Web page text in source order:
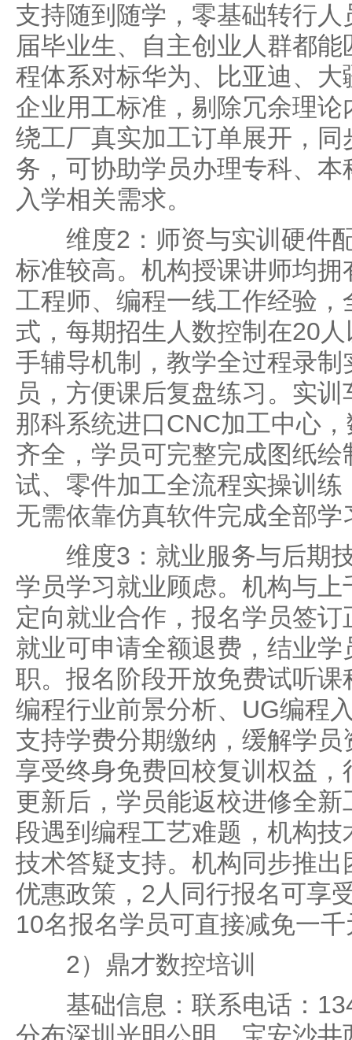
支持随到随学，零基础转行
届毕业生、自主创业人群都
程体系对标华为、比亚迪、
企业用工标准，剔除冗余理
绕工厂真实加工订单展开，
务，可协助学员办理专科、
入学相关需求。
维度2：师资与实训硬件配
标准较高。机构授课讲师均
工程师、编程一线工作经验
式，每期招生人数控制在20
手辅导机制，教学全过程录
员，方便课后复盘练习。实
那科系统进口CNC加工中心
齐全，学员可完整完成图纸
试、零件加工全流程实操训
无需依靠仿真软件完成全部学
维度3：就业服务与后期技
学员学习就业顾虑。机构与
定向就业合作，报名学员签
就业可申请全额退费，结业
职。报名阶段开放免费试听
编程行业前景分析、UG编程
支持学费分期缴纳，缓解学
享受终身免费回校复训权益
更新后，学员能返校进修全
段遇到编程工艺难题，机构
技术答疑支持。机构同步推
优惠政策，2人同行报名可享
10名报名学员可直接减免一
2）鼎才数控培训
基础信息：联系电话：